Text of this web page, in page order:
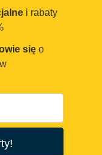
i rabaty
się o